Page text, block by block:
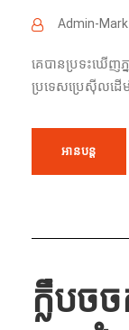
Admin-Mark
គេបានប្រទះឃើញ
ប្រទេសប្រេស៊ីលដើម្
អានបន្ត
ក្លឹបច